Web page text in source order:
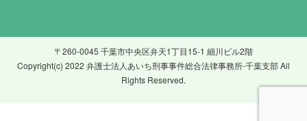
〒260-0045 千葉市中央区弁天1丁目15-1 細川ビル2階
Copyright(c) 2022 弁護士法人あいち刑事事件総合法律事務所-千葉支部 All
Rights Reserved.